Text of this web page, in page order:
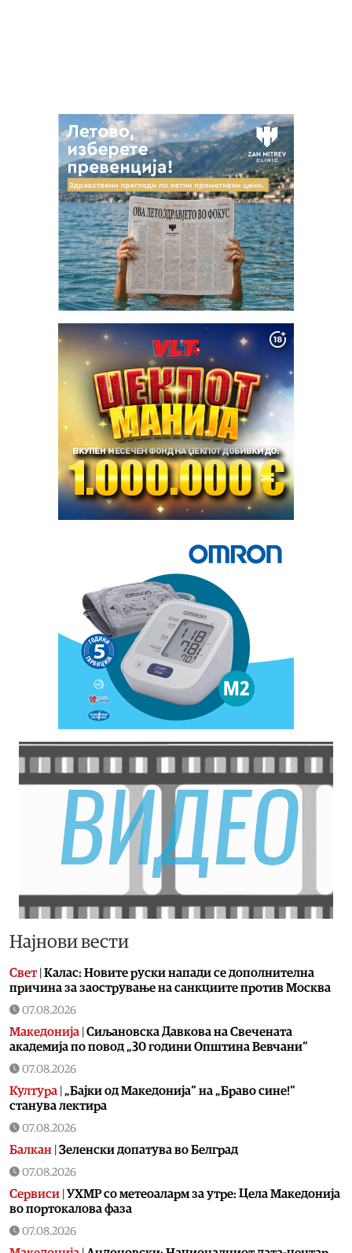
Најнови вести
Свет| Калас: Новите руски напади се дополнителна
причина за заострување на санкциите против Москва
07.08.2026
Македонија Сиљановска Давкова на Свечената
академија по повод „30 години Општина Вевчани“
07.08.2026
Култура „Бајки од Македонија“ на „Браво сине!“
станува лектира
07.08.2026
Балкан Зеленски допатува во Белград
07.08.2026
Сервиси УХМР со метеоаларм за утре: Цела Македонија
во портокалова фаза
07.08.2026